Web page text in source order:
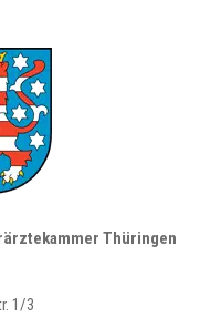
Thüringen
1/3